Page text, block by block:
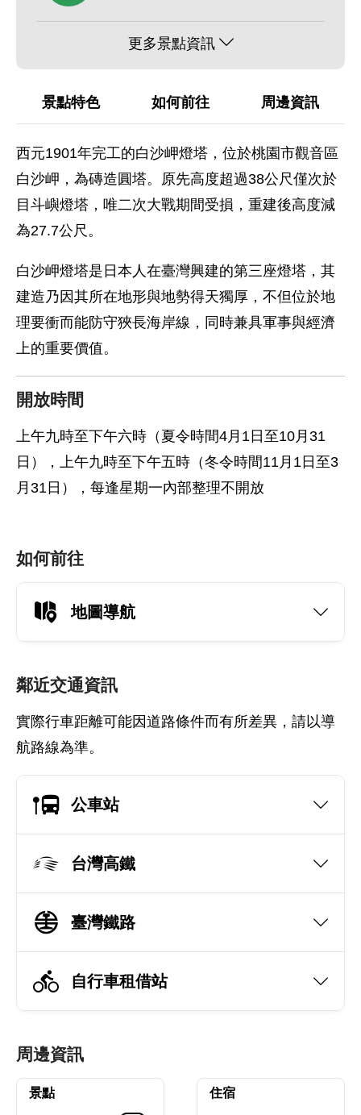
更多景點資訊
景點特色 如何前往 周邊資訊
西元1901年完工的白沙岬燈塔，位於桃園市觀音區
白沙岬，為磚造圓塔。原先高度超過38公尺僅次於
目斗嶼燈塔，唯二次大戰期間受損，重建後高度減
為27.7公尺。
白沙岬燈塔是日本人在臺灣興建的第三座燈塔，其
建造乃因其所在地形與地勢得天獨厚，不但位於地
理要衝而能防守狹長海岸線，同時兼具軍事與經濟
上的重要價值。
開放時間
上午九時至下午六時（夏令時間4月1日至10月31
日），上午九時至下午五時（冬令時間11月1日至3
月31日），每逢星期一內部整理不開放
如何前往
地圖導航
鄰近交通資訊
實際行車距離可能因道路條件而有所差異，請以導
航路線為準。
公車站
台灣高鐵
臺灣鐵路
自行車租借站
周邊資訊
景點 住宿